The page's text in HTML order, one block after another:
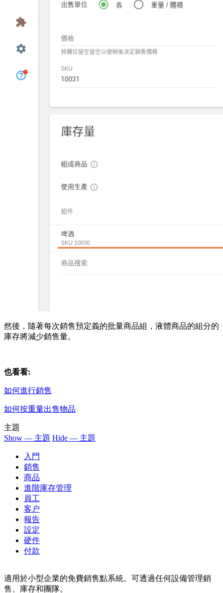
然後，隨著每次銷售預定義的批量商品組，液體商品的組分的
庫存將減少銷售量。
也看看:
如何進行銷售
如何按重量出售物品
主題
Show — 主題 Hide — 主題
入門
銷售
商品
進階庫存管理
員工
客户
報告
設定
硬件
付款
適用於小型企業的免費銷售點系統。可透過任何設備管理銷
售、庫存和團隊。